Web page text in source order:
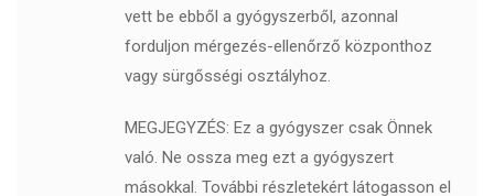
vett be ebből a gyógyszerből, azonnal
forduljon mérgezés-ellenőrző központhoz
vagy sürgősségi osztályhoz.
MEGJEGYZÉS: Ez a gyógyszer csak Önnek
való. Ne ossza meg ezt a gyógyszert
másokkal. További részletekért látogasson el